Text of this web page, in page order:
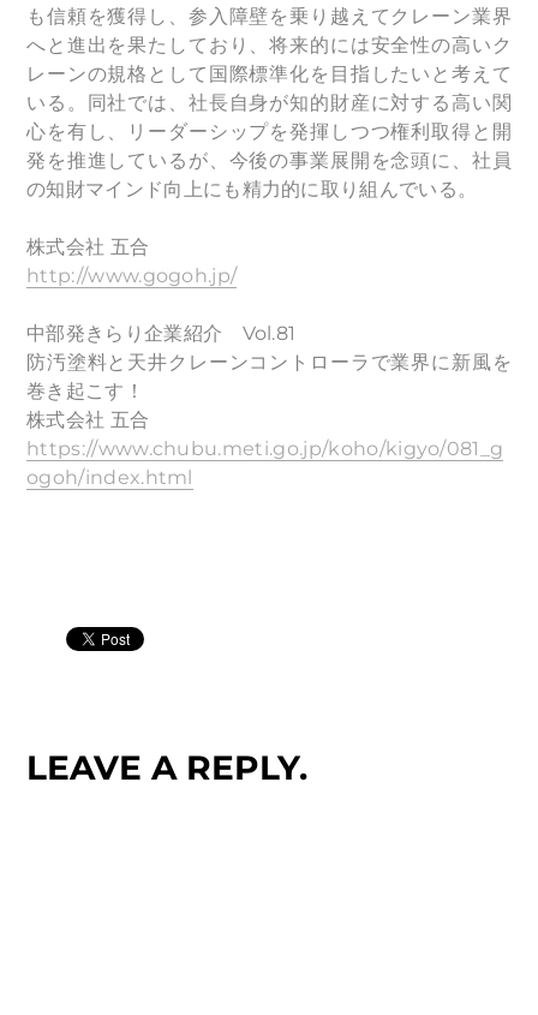
も信頼を獲得し、参入障壁を乗り越えてクレーン業界
へと進出を果たしており、将来的には安全性の高いク
レーンの規格として国際標準化を目指したいと考えて
いる。同社では、社長自身が知的財産に対する高い関
心を有し、リーダーシップを発揮しつつ権利取得と開
発を推進しているが、今後の事業展開を念頭に、社員
の知財マインド向上にも精力的に取り組んでいる。
株式会社 五合
http://www.gogoh.jp/
中部発きらり企業紹介 Vol.81
防汚塗料と天井クレーンコントローラで業界に新風を
巻き起こす！
株式会社 五合
https://www.chubu.meti.go.jp/koho/kigyo/081_g
ogoh/index.html
LEAVE A REPLY.